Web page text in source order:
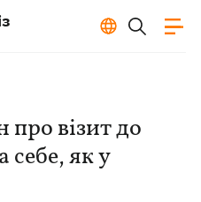
про візит до
себе, як у